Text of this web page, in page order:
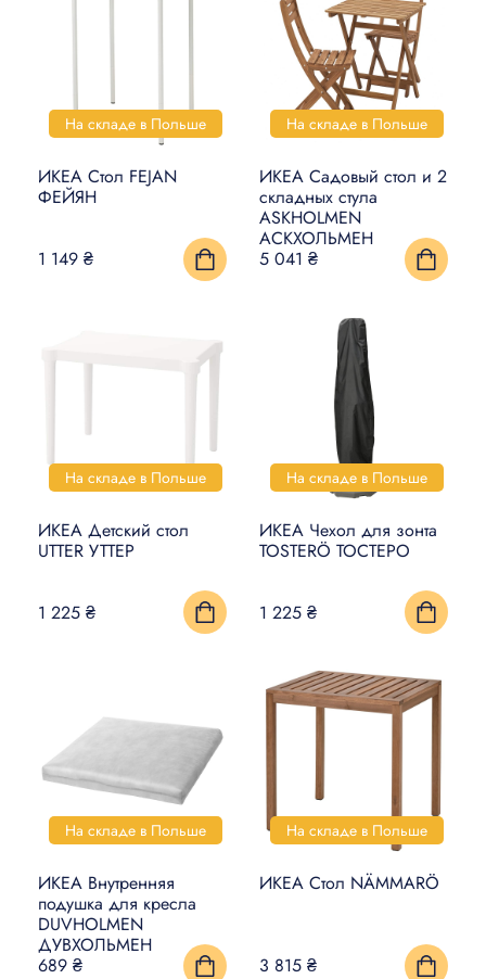
На складе в Польше
ИКЕА Стол FEJAN
ФЕЙЯН
1 149 ₴
На складе в Польше
ИКЕА Садовый стол и 2
складных стула
ASKHOLMEN
АСКХОЛЬМЕН
5 041 ₴
На складе в Польше
ИКЕА Детский стол
UTTER УТТЕР
1 225 ₴
На складе в Польше
ИКЕА Чехол для зонта
TOSTERÖ ТОСТЕРО
1 225 ₴
На складе в Польше
ИКЕА Внутренняя
подушка для кресла
DUVHOLMEN
ДУВХОЛЬМЕН
689 ₴
На складе в Польше
ИКЕА Стол NÄMMARÖ
3 815 ₴